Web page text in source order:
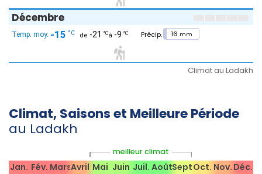
Conseils pratiques
saison touristique
affluence maximale en juillet-août lors des festivals
majeurs, et fréquentation modérée en juin et
grands festivals de l'été : il est conseillé de réserver à
l'avance (notamment à Leh et dans les
campements des hautes vallées).
Pour les amateurs derandonnée
privilégiez la mi-juin à fin septembre pour garantir la
Climat au Ladakh
Décembre
-15 °C -21 °C -9 °C 16 mm
Climat, Saisons et Meilleure Période
au Ladakh
meilleur climat
Jan. Fév. MarsAvril Mai Juin Juil. AoûtSept.Oct. Nov. Déc.